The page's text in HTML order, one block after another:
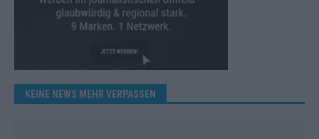
KEINE NEWS MEHR VERPASSEN